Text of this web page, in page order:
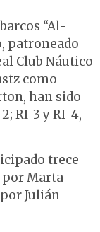
“Al-
patroneado
Club Náutico
como
han sido
RI-3 y RI-4,
trece
por Marta
Julián